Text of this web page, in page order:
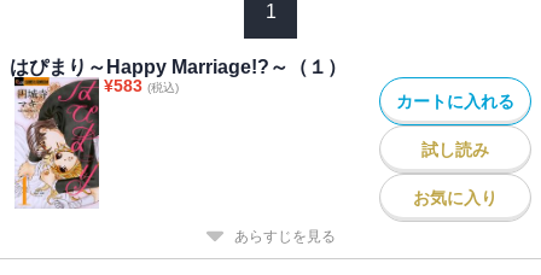
1
はぴまり～Happy Marriage!?～（１）
¥583 (税込)
カートに入れる
試し読み
お気に入り
あらすじを見る